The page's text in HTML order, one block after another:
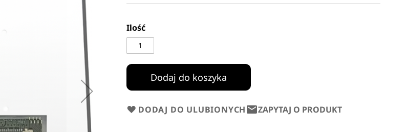
Ilość
Dodaj do koszyka
DODAJ DO ULUBIONYCH ZAPYTAJ O PRODUKT